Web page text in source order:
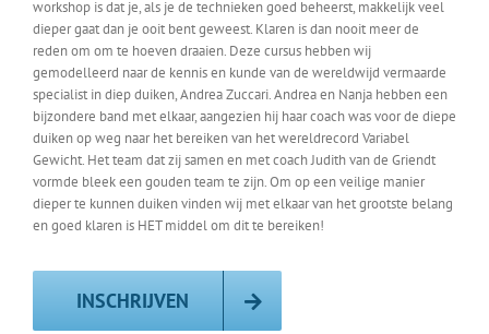
workshop is dat je, als je de technieken goed beheerst, makkelijk veel
dieper gaat dan je ooit bent geweest. Klaren is dan nooit meer de
reden om om te hoeven draaien. Deze cursus hebben wij
gemodelleerd naar de kennis en kunde van de wereldwijd vermaarde
specialist in diep duiken, Andrea Zuccari. Andrea en Nanja hebben een
bijzondere band met elkaar, aangezien hij haar coach was voor de diepe
duiken op weg naar het bereiken van het wereldrecord Variabel
Gewicht. Het team dat zij samen en met coach Judith van de Griendt
vormde bleek een gouden team te zijn. Om op een veilige manier
dieper te kunnen duiken vinden wij met elkaar van het grootste belang
en goed klaren is HET middel om dit te bereiken!
INSCHRIJVEN